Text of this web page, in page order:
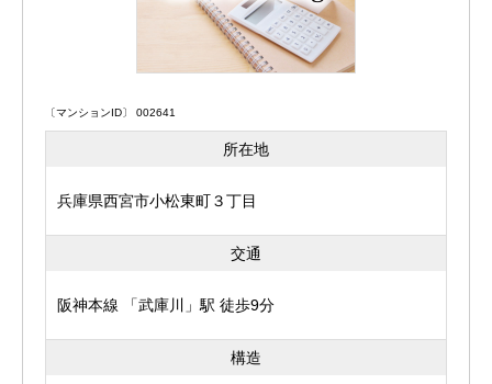
〔マンションID〕 002641
所在地
兵庫県西宮市小松東町３丁目
交通
阪神本線 「武庫川」駅 徒歩9分
構造